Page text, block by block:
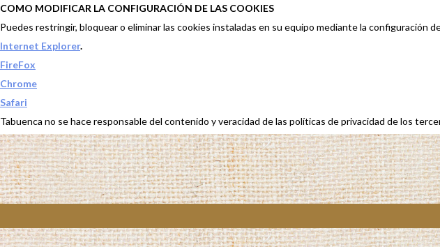
COMO MODIFICAR LA CONFIGURACIÓN DE LAS COOKIES
Puedes restringir, bloquear o eliminar las cookies instaladas en su equipo mediante la configuración
Internet Explorer.
FireFox
Chrome
Safari
Tabuenca no se hace responsable del contenido y veracidad de las políticas de privacidad de los